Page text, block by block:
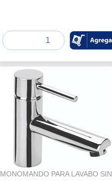
MONOMANDO PARA LAVABO SIN